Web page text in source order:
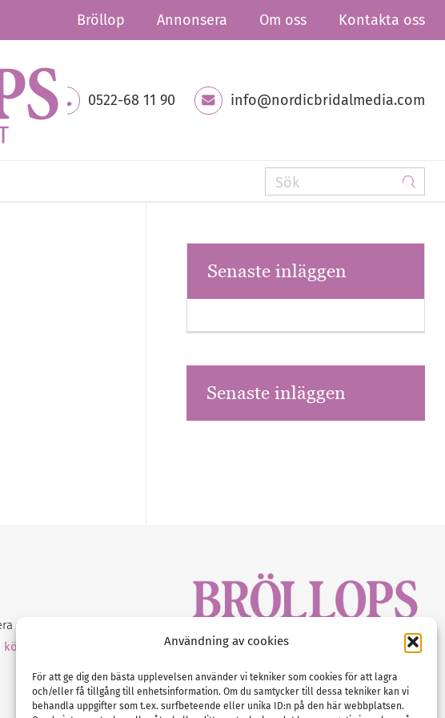
Användning av cookies
För att ge dig den bästa upplevelsen använder vi tekniker som cookies för att lagra
och/eller få tillgång till enhetsinformation. Om du samtycker till dessa tekniker kan vi
behandla uppgifter som t.ex. surfbeteende eller unika ID:n på den här webbplatsen.
Bröllop Annonsera Om oss Kontakta oss
0522-68 11 90 info@nordicbridalmedia.com
Senaste inläggen
Senaste inläggen
på vårt
köpa Bröllopsmagasinet
Tel :0522-68 11 90
E-post:info@nordicbridalmedia.com